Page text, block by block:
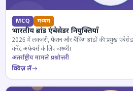
MCQ मध्यम
भारतीय ब्रांड एंबेसेडर नियुक्तियाँ
2026 में लक्जरी, फैशन और बैंकिंग ब्रांडों की प्रमुख
करेंट अफेयर्स के लिए जरूरी।
अंतर्राष्ट्रीय मामले प्रश्नोत्तरी
क्विज़ लें